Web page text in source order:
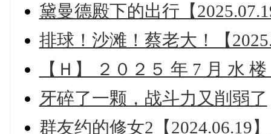
黛曼德殿下的出行【
排球！沙滩！蔡老大！【
【Ｈ】 ２０２５ 年 7 月 水
牙碎了一颗，战斗力又削弱了
群友约的修女2【2024.06.19】